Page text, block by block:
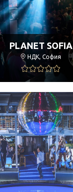
PLANET SOFIA
НДК, София